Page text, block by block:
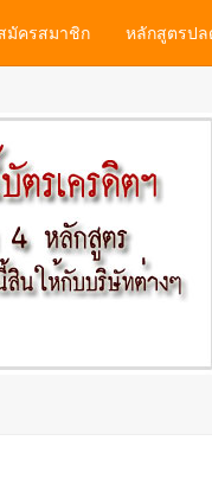
มัครสมาชิก หลักสูตรปล